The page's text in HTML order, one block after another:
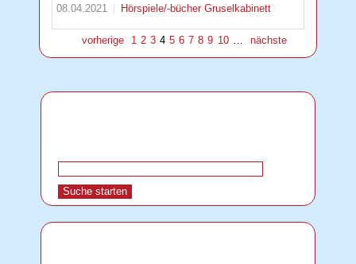
08.04.2021 Hörspiele/-bücherGruselkabinett
vorherige 1 2 3 4 5 6 7 8 9 10 … nächste